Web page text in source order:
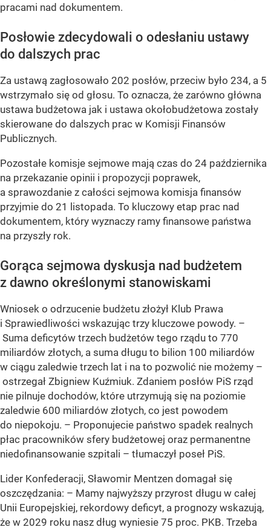
pracami nad dokumentem.
Posłowie zdecydowali o odesłaniu ustawy
do dalszych prac
Za ustawą zagłosowało 202 posłów, przeciw było 234, a 5
wstrzymało się od głosu. To oznacza, że zarówno główna
ustawa budżetowa jak i ustawa okołobudżetowa zostały
skierowane do dalszych prac w Komisji Finansów
Publicznych.
Pozostałe komisje sejmowe mają czas do 24 października
na przekazanie opinii i propozycji poprawek,
a sprawozdanie z całości sejmowa komisja finansów
przyjmie do 21 listopada. To kluczowy etap prac nad
dokumentem, który wyznaczy ramy finansowe państwa
na przyszły rok.
Gorąca sejmowa dyskusja nad budżetem
z dawno określonymi stanowiskami
Wniosek o odrzucenie budżetu złożył Klub Prawa
i Sprawiedliwości wskazując trzy kluczowe powody. –
Suma deficytów trzech budżetów tego rządu to 770
miliardów złotych, a suma długu to bilion 100 miliardów
w ciągu zaledwie trzech lat i na to pozwolić nie możemy –
ostrzegał Zbigniew Kuźmiuk. Zdaniem posłów PiS rząd
nie pilnuje dochodów, które utrzymują się na poziomie
zaledwie 600 miliardów złotych, co jest powodem
do niepokoju. – Proponujecie państwo spadek realnych
płac pracowników sfery budżetowej oraz permanentne
niedofinansowanie szpitali – tłumaczył poseł PiS.
Lider Konfederacji, Sławomir Mentzen domagał się
oszczędzania: – Mamy najwyższy przyrost długu w całej
Unii Europejskiej, rekordowy deficyt, a prognozy wskazują,
że w 2029 roku nasz dług wyniesie 75 proc. PKB. Trzeba